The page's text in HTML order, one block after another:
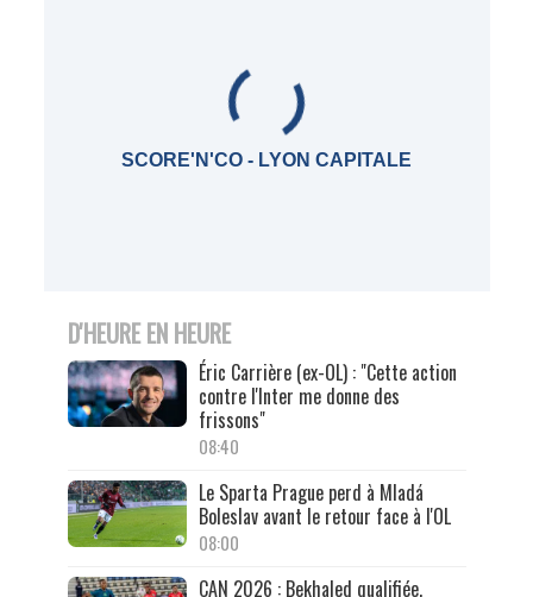
SCORE'N'CO - LYON CAPITALE
D'HEURE EN HEURE
Éric Carrière (ex-OL) : "Cette action
contre l'Inter me donne des
frissons"
08:40
Le Sparta Prague perd à Mladá
Boleslav avant le retour face à l'OL
08:00
CAN 2026 : Bekhaled qualifiée,